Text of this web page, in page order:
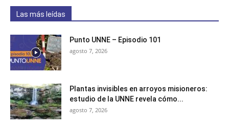
Las más leídas
Punto UNNE – Episodio 101
agosto 7, 2026
Plantas invisibles en arroyos misioneros:
estudio de la UNNE revela cómo...
agosto 7, 2026